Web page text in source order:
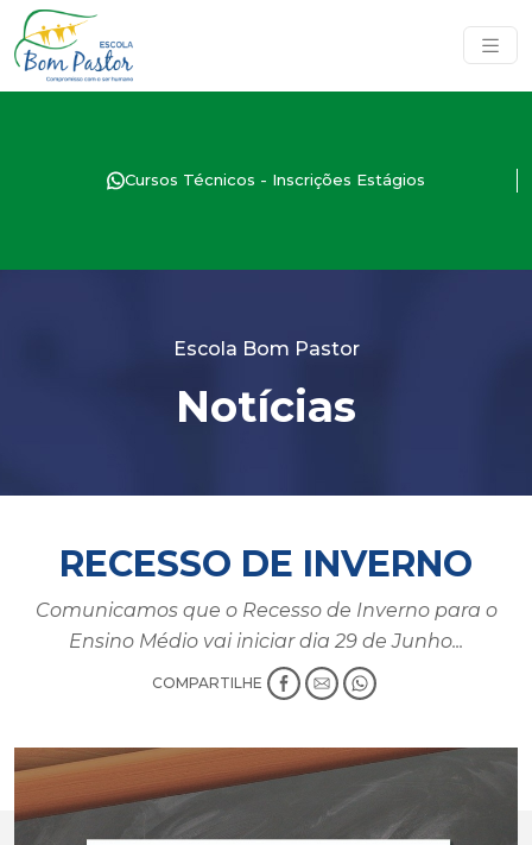
Cursos Técnicos - Inscrições Estágios
Escola Bom Pastor
Notícias
RECESSO DE INVERNO
Comunicamos que o Recesso de Inverno para o
Ensino Médio vai iniciar dia 29 de Junho...
COMPARTILHE